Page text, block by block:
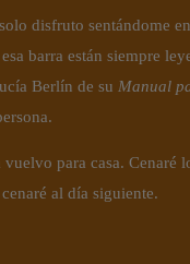
disfruto sentándome
barra están siempre
Berlín de su Manual
para casa. Cenaré
al día siguiente.